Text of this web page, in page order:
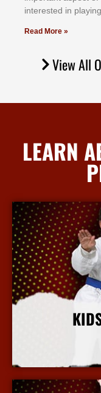
іntеrеѕtеd іn
Read More »
View All
LEARN